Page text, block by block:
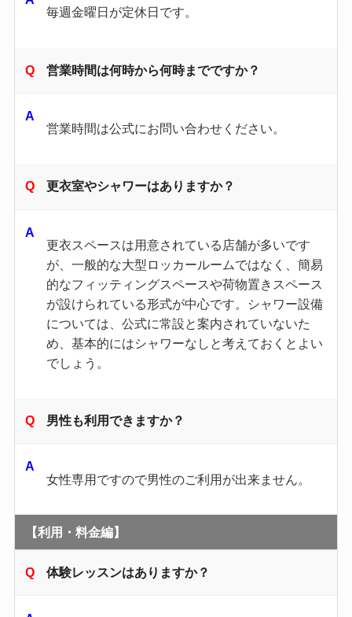
毎週金曜日が定休日です。
営業時間は何時から何時までですか？
営業時間は公式にお問い合わせください。
更衣室やシャワーはありますか？
更衣スペースは用意されている店舗が多いです
が、一般的な大型ロッカールームではなく、簡易
的なフィッティングスペースや荷物置きスペース
が設けられている形式が中心です。シャワー設備
については、公式に常設と案内されていないた
め、基本的にはシャワーなしと考えておくとよい
でしょう。
男性も利用できますか？
女性専用ですので男性のご利用が出来ません。
【利用・料金編】
体験レッスンはありますか？